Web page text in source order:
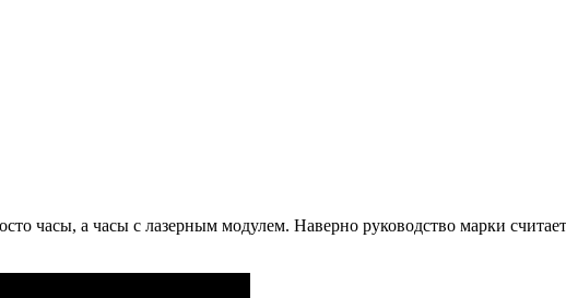
часы, а часы с лазерным модулем. Наверно руководство марки